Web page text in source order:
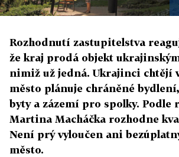
Rozhodnutí zastupitelstva
že kraj prodá objekt
nimiž už jedná. Ukrajinci chtějí
město plánuje chráněné
byty a zázemí pro spolky. Podle
Martina Macháčka rozhodne
Není prý vyloučen ani
město.